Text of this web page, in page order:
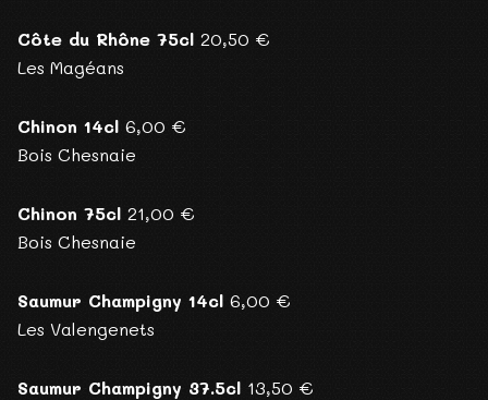
Côte du Rhône 75cl 20,50 €
Les Magéans
Chinon 14cl 6,00 €
Bois Chesnaie
Chinon 75cl 21,00 €
Bois Chesnaie
Saumur Champigny 14cl 6,00 €
Les Valengenets
Saumur Champigny 37.5cl 13,50 €